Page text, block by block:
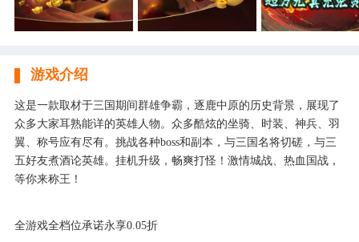
游戏介绍
这是一款取材于三国期间群雄争霸，逐鹿中原的历史背景，展现了
众多大家耳熟能详的英雄人物。众多酷炫的坐骑、时装、神兵、羽
翼、称号应有尽有。挑战各种boss和副本，与三国名将切磋，与三
五好友煮酒论英雄。挂机升级，畅爽打怪！激情城战、热血国战，
等你来称王！
全游戏全档位承诺永享0.05折